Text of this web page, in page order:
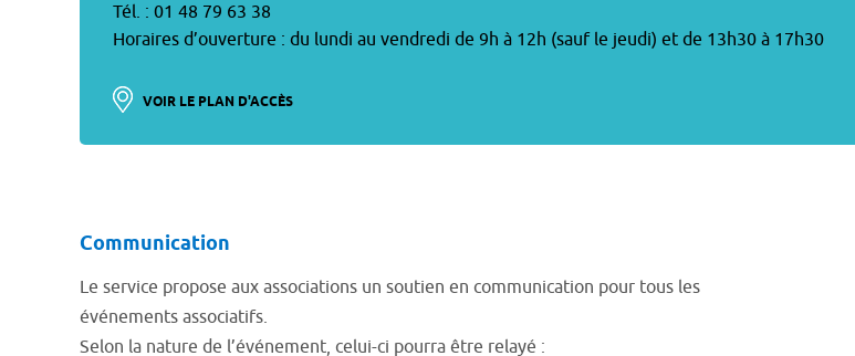
Tél. : 01 48 79 63 38
Horaires d’ouverture : du lundi au vendredi de 9h à 12h (sauf le jeudi) et de 13h30 à 17h30
VOIR LE PLAN D'ACCÈS
Communication
Le service propose aux associations un soutien en communication pour tous les
événements associatifs.
Selon la nature de l’événement, celui-ci pourra être relayé :